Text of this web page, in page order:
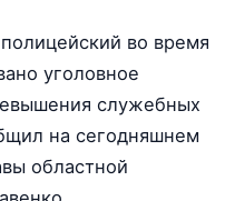
во время
уголовное
служебных
на сегодняшнем
областной